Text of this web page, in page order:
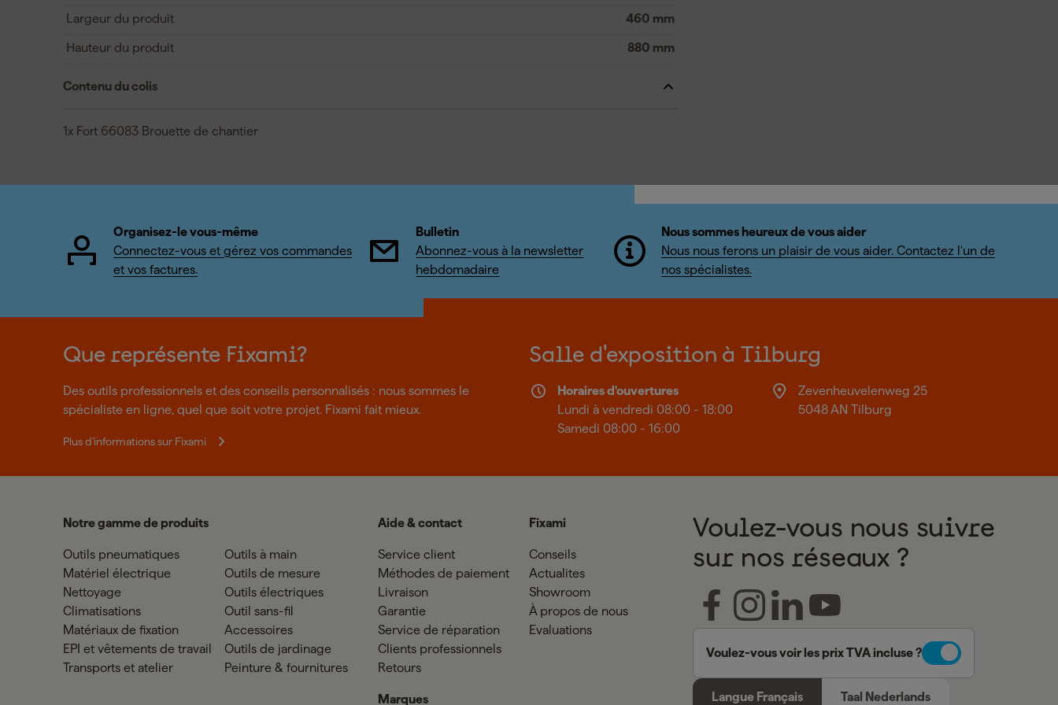
Largeur du produit 460 mm
Hauteur du produit 880 mm
Contenu du colis
1x Fort 66083 Brouette de chantier
Organisez-le vous-même
Connectez-vous et gérez vos commandes
et vos factures.
Bulletin
Abonnez-vous à la newsletter
hebdomadaire
Nous sommes heureux de vous aider
Nous nous ferons un plaisir de vous aider. Contactez l'un de
nos spécialistes.
Que représente Fixami?
Des outils professionnels et des conseils personnalisés : nous sommes le
spécialiste en ligne, quel que soit votre projet. Fixami fait mieux.
Plus d'informations sur Fixami
Salle d'exposition à Tilburg
Horaires d'ouvertures
Lundi à vendredi 08:00 - 18:00
Samedi 08:00 - 16:00
Zevenheuvelenweg 25
5048 AN Tilburg
Notre gamme de produits
Outils pneumatiques
Matériel électrique
Nettoyage
Climatisations
Matériaux de fixation
EPI et vêtements de travail
Transports et atelier
Outils à main
Outils de mesure
Outils électriques
Outil sans-fil
Accessoires
Outils de jardinage
Peinture & fournitures
Aide & contact
Service client
Méthodes de paiement
Livraison
Garantie
Service de réparation
Clients professionnels
Retours
Marques
Fixami
Conseils
Actualites
Showroom
À propos de nous
Evaluations
Voulez-vous nous suivre
sur nos réseaux ?
Voulez-vous voir les prix TVA incluse ?
Langue Français Taal Nederlands